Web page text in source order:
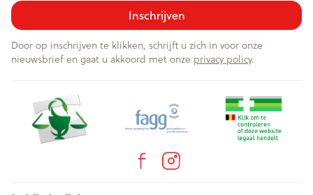
Inschrijven
Door op inschrijven te klikken, schrijft u zich in voor onze
nieuwsbrief en gaat u akkoord met onze privacy policy.